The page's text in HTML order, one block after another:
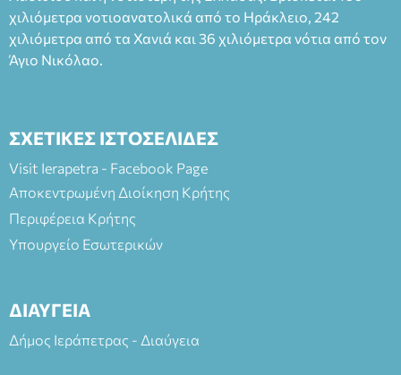
(Είσοδος ΕΠΑ.Λ.) Έναρξη 21:15 Οργάνωση: ΚΝΩΣΟΣ
ΘΕΑΤΡΙΚΕΣ ΠΑΡΑΓΩΓΕΣ ΕΕ
χιλιόμετρα νοτιοανατολικά από το Ηράκλειο, 242
χιλιόμετρα από τα Χανιά και 36 χιλιόμετρα νότια από τον
Άγιο Νικόλαο.
ΣΧΕΤΙΚΕΣ ΙΣΤΟΣΕΛΙΔΕΣ
Visit Ierapetra - Facebook Page
Αποκεντρωμένη Διοίκηση Κρήτης
Περιφέρεια Κρήτης
Υπουργείο Εσωτερικών
ΔΙΑΥΓΕΙΑ
Δήμος Ιεράπετρας - Διαύγεια